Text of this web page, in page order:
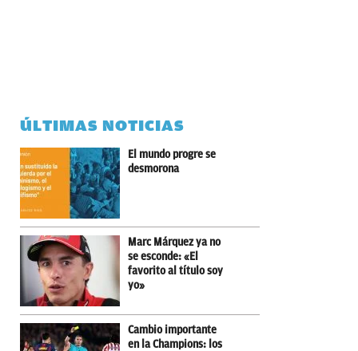
ÚLTIMAS NOTICIAS
El mundo progre se
desmorona
Marc Márquez ya no
se esconde: «El
favorito al título soy
yo»
Cambio importante
en la Champions: los